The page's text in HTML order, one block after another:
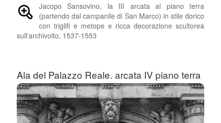
Jacopo Sansovino, la III arcata al piano terra
(partendo dal campanile di San Marco) in stile dorico
con triglifi e metope e ricca decorazione scultorea
sull'archivolto, 1537-1553
Ala del Palazzo Reale. arcata IV piano terra